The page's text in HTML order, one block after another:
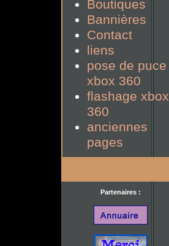
Boutiques
Bannières
Contact
liens
pose de puce
xbox 360
flashage xbox
360
anciennes
pages
Partenaires :